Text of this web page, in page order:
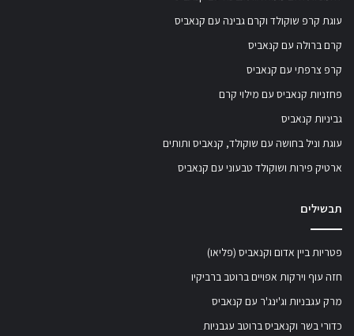
עוגת קרפ שוקולד וקרם גבינה עם קנאביס
קרם ברולה עם קנאביס
קרפ צרפתי עם קנאביס
פחזניות קנאביס עם מילוי קרם
גביניות קנאביס
עוגת וניל בחושה עם שוקולד, קנאביס ותותים
ארטיק פירות ושוקולד טבעוני עם קנאביס
תבשילים
פטריות ביין אדום וקנאביס (פליאו)
חזה עוף וירקות אפויים ברוטב ברביקיו
מרק עגבניות וג'ינג'ר עם קנאביס
כדורי בשר וקנאביס ברוטב עגבניות